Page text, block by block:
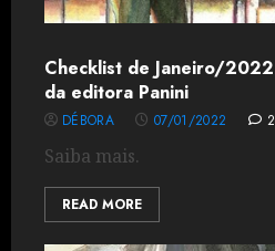
Checklist de Janeiro/2022
da editora Panini
DÉBORA 07/01/2022 2
Saiba mais.
READ MORE